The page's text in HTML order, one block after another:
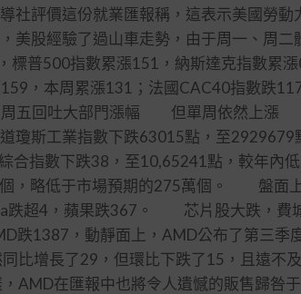
社評價這份就業匯報稱，這表示美國勞動
股經驗了過山車走勢，由于周一、周二
標普500指數累漲151，納斯達克指數
，本周累漲131；法國CAC40指數跌
周五回吐大部門漲幅 但單周依然上
瓊斯工業指數下跌63015點，至2929679
指數下跌38，至10,65241點，較年內低
個，略低于市場預期的275萬個。 盤面
跌超4，蘋果跌367。 芯片股大跌，費
跌1387，動靜面上，AMD公布了第三季
比增長了29，但環比下跌了15，且遠不
在匯報中也將令人遺憾的販售歸咎